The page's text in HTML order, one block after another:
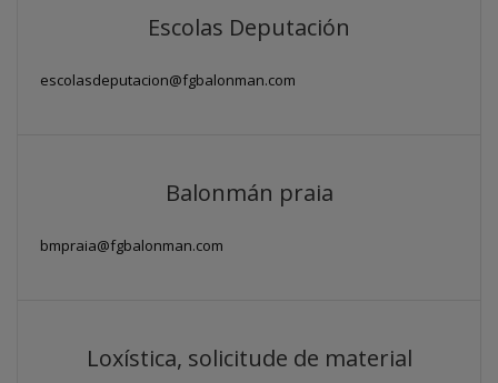
Escolas Deputación
escolasdeputacion@fgbalonman.com
Balonmán praia
bmpraia@fgbalonman.com
Loxística, solicitude de material